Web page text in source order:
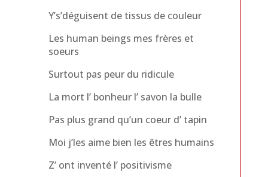
Y’s’déguisent de tissus de couleur
Les human beings mes frères et
soeurs
Surtout pas peur du ridicule
La mort l’ bonheur l’ savon la bulle
Pas plus grand qu’un coeur d’ tapin
Moi j’les aime bien les êtres humains
Z’ ont inventé l’ positivisme